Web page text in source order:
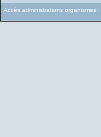
Accès administrations organismes :